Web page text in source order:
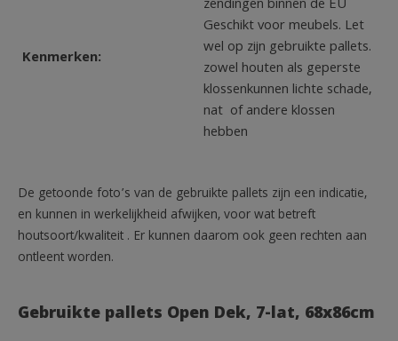
Kenmerken:
zendingen binnen de EU
Geschikt voor meubels. Let
wel op zijn gebruikte pallets.
zowel houten als geperste
klossenkunnen lichte schade,
nat of andere klossen
hebben
De getoonde foto’s van de gebruikte pallets zijn een indicatie,
en kunnen in werkelijkheid afwijken, voor wat betreft
houtsoort/kwaliteit . Er kunnen daarom ook geen rechten aan
ontleent worden.
Gebruikte pallets Open Dek, 7-lat, 68x86cm